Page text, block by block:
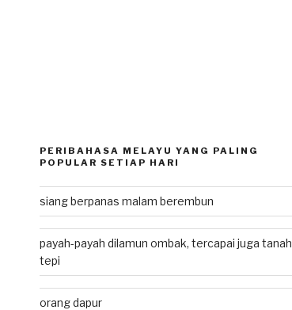
PERIBAHASA MELAYU YANG PALING
POPULAR SETIAP HARI
siang berpanas malam berembun
payah-payah dilamun ombak, tercapai juga tanah
tepi
orang dapur